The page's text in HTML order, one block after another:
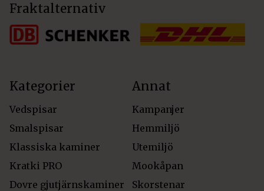
Fraktalternativ
Kategorier
Vedspisar
Smalspisar
Klassiska kaminer
Kratki PRO
Dovre gjutjärnskaminer
Annat
Kampanjer
Hemmiljö
Utemiljö
Mookåpan
Skorstenar